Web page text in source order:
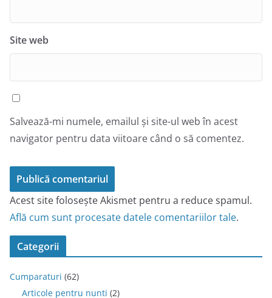
Site web
Salvează-mi numele, emailul și site-ul web în acest
navigator pentru data viitoare când o să comentez.
Acest site folosește Akismet pentru a reduce spamul.
Află cum sunt procesate datele comentariilor tale.
Categorii
Cumparaturi (62)
Articole pentru nunti (2)